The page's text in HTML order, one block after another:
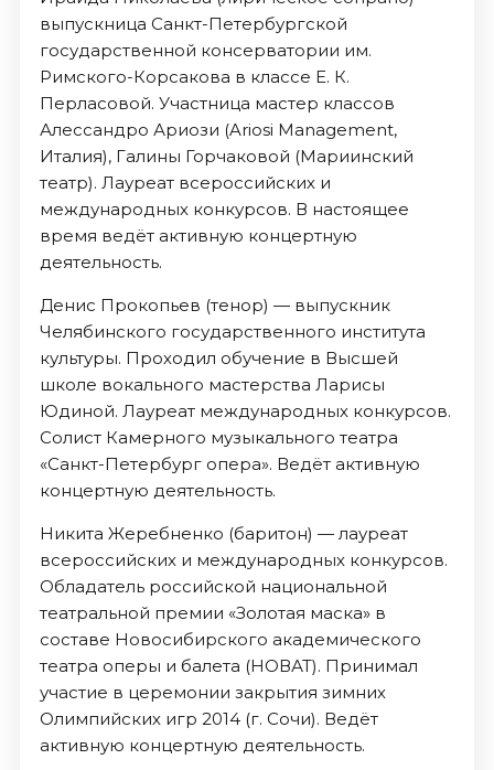
выпускница Санкт-Петербургской
государственной консерватории им.
Римского-Корсакова в классе Е. К.
Перласовой. Участница мастер классов
Алессандро Ариози (Ariosi Management,
Италия), Галины Горчаковой (Мариинский
театр). Лауреат всероссийских и
международных конкурсов. В настоящее
время ведёт активную концертную
деятельность.
Денис Прокопьев (тенор) — выпускник
Челябинского государственного института
культуры. Проходил обучение в Высшей
школе вокального мастерства Ларисы
Юдиной. Лауреат международных конкурсов.
Солист Камерного музыкального театра
«Санкт-Петербург опера». Ведёт активную
концертную деятельность.
Никита Жеребненко (баритон) — лауреат
всероссийских и международных конкурсов.
Обладатель российской национальной
театральной премии «Золотая маска» в
составе Новосибирского академического
театра оперы и балета (НОВАТ). Принимал
участие в церемонии закрытия зимних
Олимпийских игр 2014 (г. Сочи). Ведёт
активную концертную деятельность.